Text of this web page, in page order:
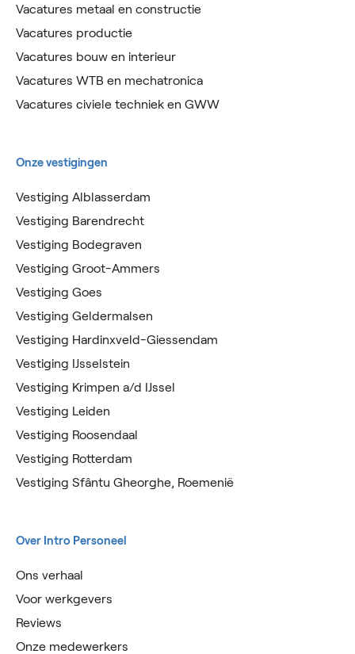
Vacatures metaal en constructie
Vacatures productie
Vacatures bouw en interieur
Vacatures WTB en mechatronica
Vacatures civiele techniek en GWW
Onze vestigingen
Vestiging Alblasserdam
Vestiging Barendrecht
Vestiging Bodegraven
Vestiging Groot-Ammers
Vestiging Goes
Vestiging Geldermalsen
Vestiging Hardinxveld-Giessendam
Vestiging IJsselstein
Vestiging Krimpen a/d IJssel
Vestiging Leiden
Vestiging Roosendaal
Vestiging Rotterdam
Vestiging Sfântu Gheorghe, Roemenië
Over Intro Personeel
Ons verhaal
Voor werkgevers
Reviews
Onze medewerkers